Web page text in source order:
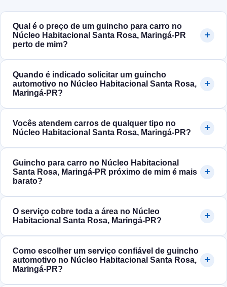
Qual é o preço de um guincho para carro no
Núcleo Habitacional Santa Rosa, Maringá‑PR
perto de mim?
Quando é indicado solicitar um guincho
automotivo no Núcleo Habitacional Santa Rosa,
Maringá‑PR?
Vocês atendem carros de qualquer tipo no
Núcleo Habitacional Santa Rosa, Maringá‑PR?
Guincho para carro no Núcleo Habitacional
Santa Rosa, Maringá‑PR próximo de mim é mais
barato?
O serviço cobre toda a área no Núcleo
Habitacional Santa Rosa, Maringá‑PR?
Como escolher um serviço confiável de guincho
automotivo no Núcleo Habitacional Santa Rosa,
Maringá‑PR?